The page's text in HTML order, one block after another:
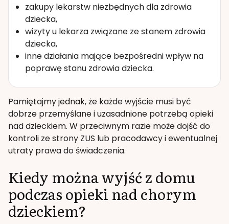
zakupy lekarstw niezbędnych dla zdrowia
dziecka,
wizyty u lekarza związane ze stanem zdrowia
dziecka,
inne działania mające bezpośredni wpływ na
poprawę stanu zdrowia dziecka.
Pamiętajmy jednak, że każde wyjście musi być
dobrze przemyślane i uzasadnione potrzebą opieki
nad dzieckiem. W przeciwnym razie może dojść do
kontroli ze strony ZUS lub pracodawcy i ewentualnej
utraty prawa do świadczenia.
Kiedy można wyjść z domu
podczas opieki nad chorym
dzieckiem?